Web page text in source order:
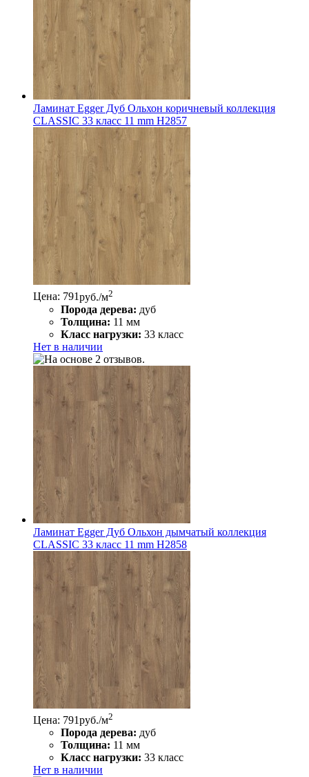
Ламинат Egger Дуб Ольхон коричневый коллекция
CLASSIC 33 класс 11 mm Н2857
Цена: 791руб./м2
Порода дерева: дуб
Толщина: 11 мм
Класс нагрузки: 33 класс
Нет в наличии
Ламинат Egger Дуб Ольхон дымчатый коллекция
CLASSIC 33 класс 11 mm Н2858
Цена: 791руб./м2
Порода дерева: дуб
Толщина: 11 мм
Класс нагрузки: 33 класс
Нет в наличии